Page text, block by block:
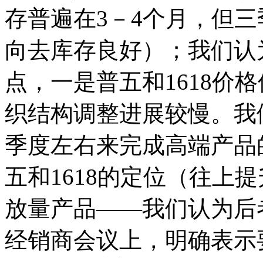
存普遍在3－4个月，但
向去库存良好）；我们
点，一是普五和1618价
织结构调整进展较慢。
季度左右来完成高端产
五和1618的定位（往上
放量产品――我们认为后
经销商会议上，明确表